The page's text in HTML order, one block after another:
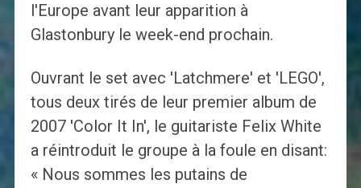
l'Europe avant leur apparition à
Glastonbury le week-end prochain.
Ouvrant le set avec 'Latchmere' et 'LEGO',
tous deux tirés de leur premier album de
2007 'Color It In', le guitariste Felix White
a réintroduit le groupe à la foule en disant:
« Nous sommes les putains de